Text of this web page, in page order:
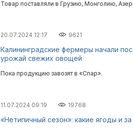
Товар поставляли в Грузию, Монголию,
20.07.2024 12:17 9621
Калининградские фермеры начали
урожай свежих овощей
Пока продукцию завозят в «Спар».
11.07.2024 09:19 19768
«Нетипичный сезон»: какие ягоды и